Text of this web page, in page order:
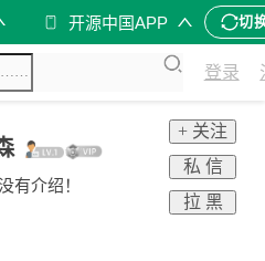
开源中国APP 切
登录
有介绍！
+ 关注
私 信
拉 黑